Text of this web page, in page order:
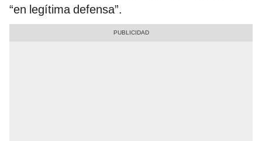
“en legítima defensa”.